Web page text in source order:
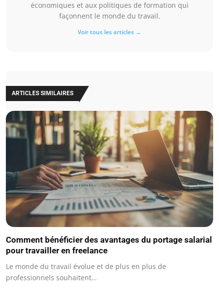
économiques et aux politiques de formation qui
façonnent le monde du travail.
Voir tous les articles →
ARTICLES SIMILAIRES
Comment bénéficier des avantages du portage salarial
pour travailler en freelance
Le monde du travail évolue et de plus en plus de
professionnels souhaitent…